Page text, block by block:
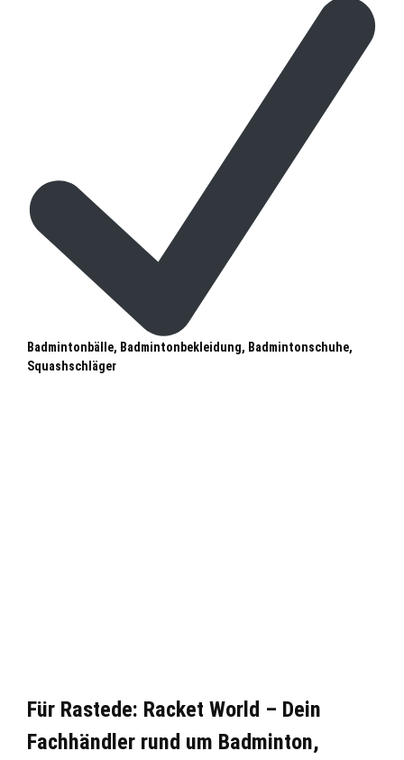
Badmintonbälle, Badmintonbekleidung, Badmintonschuhe,
Squashschläger
Für Rastede: Racket World – Dein
Fachhändler rund um Badminton,